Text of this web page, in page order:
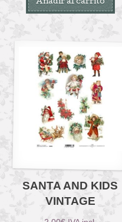
Añadir al carrito
SANTA AND KIDS
VINTAGE